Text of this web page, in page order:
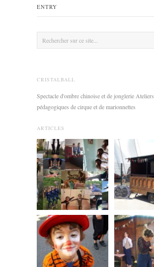
ENTRY
CRISTALBALL
Spectacle d'ombre chinoise et de jonglerie Ateliers
pédagogiques de cirque et de marionnettes
ARTICLES